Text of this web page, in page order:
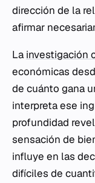
dirección de la
afirmar
La investigación
económicas
de cuánto gana
interpreta ese
profundidad
sensación de
influye en las
difíciles de